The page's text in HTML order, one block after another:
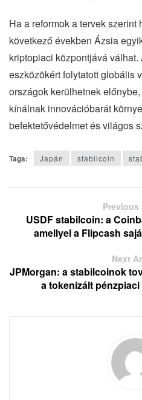
Ha a reformok a tervek szerint
következő években Ázsia
kriptopiaci központjává
eszközökért folytatott globális
országok kerülhetnek
kínálnak innovációbarát
befektetővédelmet és világos
Tags: Japán stabilcoin
Previous
USDF stabilcoin: a
amellyel a Flipcash
Next
JPMorgan: a stabilcoinok
a tokenizált